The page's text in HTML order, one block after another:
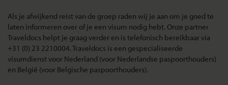
Als je afwijkend reist van de groep raden wij je aan om je goed te
laten informeren over of je een visum nodig hebt. Onze partner
Traveldocs helpt je graag verder en is telefonisch bereikbaar via
+31 (0) 23 2210004. Traveldocs is een gespecialiseerde
visumdienst voor Nederland (voor Nederlandse paspoorthouders)
en België (voor Belgische paspoorthouders).